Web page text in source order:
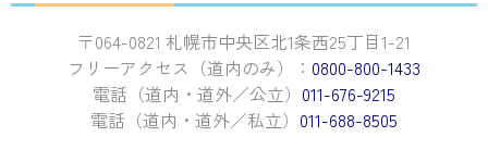
〒064-0821 札幌市中央区北1条西25丁目1-21
フリーアクセス（道内のみ）： 0800-800-1433
電話（道内・道外／公立） 011-676-9215
電話（道内・道外／私立） 011-688-8505